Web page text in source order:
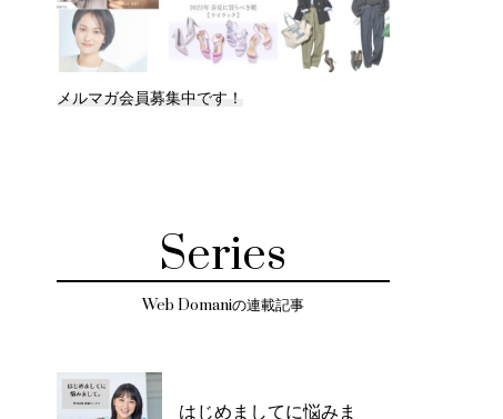
メルマガ会員募集中です！
Series
Web Domaniの連載記事
はじめましてに悩みま